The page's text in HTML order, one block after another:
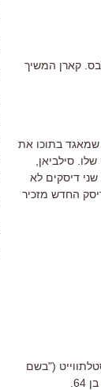
קארן המשיך
שמאגד בתוכו את
סילביאן,
דיסקים לא
החדש מזכיר
("בשם